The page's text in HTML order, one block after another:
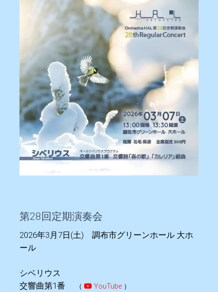
第28回定期演奏会
2026年3月7日(土) 調布市グリーンホール 大ホ
ール
シベリウス
交響曲第1番
（ YouTube ）